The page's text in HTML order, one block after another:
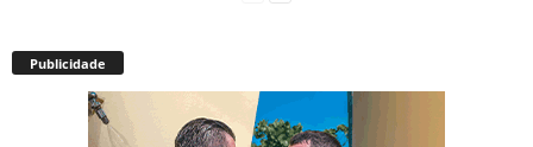
Publicidade